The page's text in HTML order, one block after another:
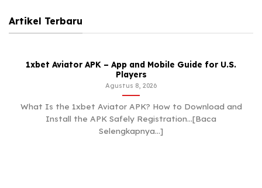
Artikel Terbaru
1xbet Aviator APK – App and Mobile Guide for U.S.
Players
Agustus 8, 2026
What Is the 1xbet Aviator APK? How to Download and
Install the APK Safely Registration...[Baca
Selengkapnya...]